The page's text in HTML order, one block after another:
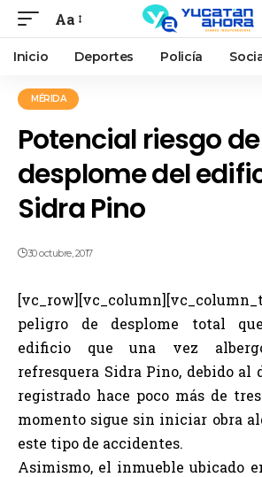
Aa
Inicio Deportes Policía
MÉRIDA
Potencial riesgo de
desplome del
Sidra Pino
30 octubre, 2017
peligro de desplome total
edificio que una vez
refresquera Sidra Pino, debido al
registrado hace poco más de
momento sigue sin iniciar obra
este tipo de accidentes.
Asimismo, el inmueble ubicado